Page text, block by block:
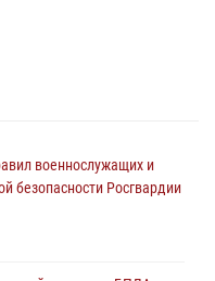
военнослужащих и
безопасности Росгвардии